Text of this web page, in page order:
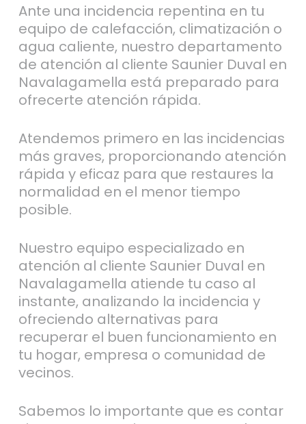
Ante una incidencia repentina en tu
equipo de calefacción, climatización o
agua caliente, nuestro departamento
de atención al cliente Saunier Duval en
Navalagamella está preparado para
ofrecerte atención rápida.
Atendemos primero en las incidencias
más graves, proporcionando atención
rápida y eficaz para que restaures la
normalidad en el menor tiempo
posible.
Nuestro equipo especializado en
atención al cliente Saunier Duval en
Navalagamella atiende tu caso al
instante, analizando la incidencia y
ofreciendo alternativas para
recuperar el buen funcionamiento en
tu hogar, empresa o comunidad de
vecinos.
Sabemos lo importante que es contar